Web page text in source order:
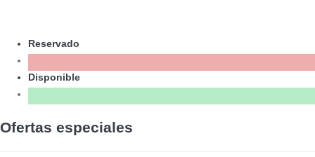
Reservado
Disponible
Ofertas especiales